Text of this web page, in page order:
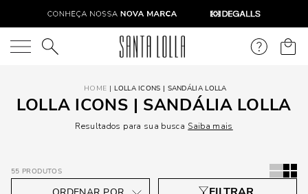
O que você está procurando?
LOLLA ICONS | SANDÁLIA LOLLA
LOLLA ICONS | SANDÁLIA LOLLA
Resultados para sua busca Saiba mais
55 PRODUTOS